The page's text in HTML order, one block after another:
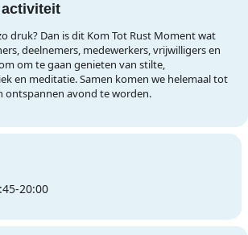
activiteit
druk? Dan is dit Kom Tot Rust Moment wat
deelnemers, medewerkers, vrijwilligers en
om te gaan genieten van stilte,
en meditatie. Samen komen we helemaal tot
ontspannen avond te worden.
-20:00